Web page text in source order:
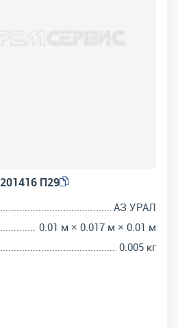
201416 П29
АЗ УРАЛ
0.01 м × 0.017 м × 0.01 м
0.005 кг